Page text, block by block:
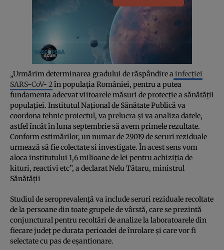
„Urmărim determinarea gradului de răspândire a infecției
SARS-CoV- 2în populația României, pentru a putea
fundamenta adecvat viitoarele măsuri de protecție a sănătății
populației. Institutul Național de Sănătate Publică va
coordona tehnic proiectul, va prelucra și va analiza datele,
astfel încât în luna septembrie să avem primele rezultate.
Conform estimărilor, un numar de 29019 de seruri reziduale
urmează să fie colectate si investigate. În acest sens vom
aloca institutului 1,6 milioane de lei pentru achiziția de
kituri, reactivi etc”, a declarat Nelu Tătaru, ministrul
Sănătății
Studiul de seroprevalență va include seruri reziduale recoltate
de la persoane din toate grupele de vârstă, care se prezintă
conjunctural pentru recoltări de analize la laboratoarele din
fiecare județ pe durata perioadei de înrolare și care vor fi
selectate cu pas de eșantionare.